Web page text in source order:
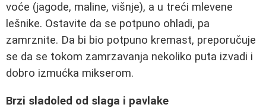
voće (jagode, maline, višnje), a u treći mlevene
lešnike. Ostavite da se potpuno ohladi, pa
zamrznite. Da bi bio potpuno kremast, preporučuje
se da se tokom zamrzavanja nekoliko puta izvadi i
dobro izmućka mikserom.
Brzi sladoled od slaga i pavlake